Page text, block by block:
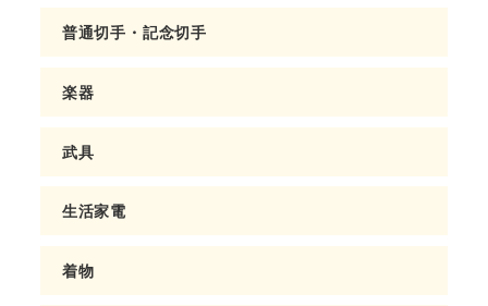
普通切手・記念切手
楽器
武具
生活家電
着物